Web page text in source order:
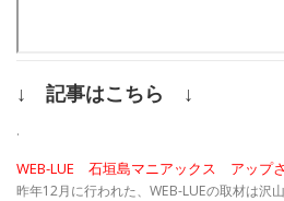
↓ 記事はこちら ↓
.
WEB-LUE 石垣島マニアックス アップ
昨年12月に行われた、WEB-LUEの取材は沢